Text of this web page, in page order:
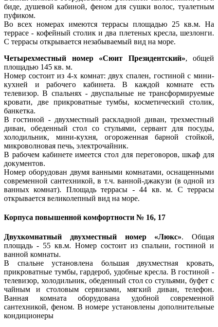
биде, душевой кабиной, феном для сушки волос, туалетным
пуфиком.
Во всех номерах имеются террасы площадью 25 кв.м. На
террасе - кофейный столик и два плетеных кресла, шезлонги.
С террасы открывается незабываемый вид на море.
Четырехместный номер «Сюит Президентский», общей
площадью 145 кв. м.
Номер состоит из 4-х комнат: двух спален, гостиной с мини-
кухней и рабочего кабинета. В каждой комнате есть
телевизор. В спальнях - двуспальные не трансформируемые
кровати, две прикроватные тумбы, косметический столик,
банкетка.
В гостиной - двухместный раскладной диван, трехместный
диван, обеденный стол со стульями, сервант для посуды,
холодильник, мини-кухня, огороженная барной стойкой,
микроволновая печь, электрочайник.
В рабочем кабинете имеется стол для переговоров, шкаф для
документов.
Номер оборудован двумя ванными комнатами, оснащенными
современной сантехникой, в т.ч. ванной-джакузи (в одной из
ванных комнат). Площадь террасы - 44 кв. м. С террасы
открывается великолепный вид на море.
Корпуса повышенной комфортности № 16, 17
Двухкомнатный двухместный номер «Люкс». Общая
площадь - 55 кв.м. Номер состоит из спальни, гостиной и
ванной комнаты.
В спальне установлена большая двухместная кровать,
прикроватные тумбы, гардероб, удобные кресла. В гостиной -
телевизор, холодильник, обеденный стол со стульями, буфет с
чайным и столовым сервизами, мягкий диван, телефон.
Ванная комната оборудована удобной современной
сантехникой, феном. В номере установлены дополнительные
кондиционеры